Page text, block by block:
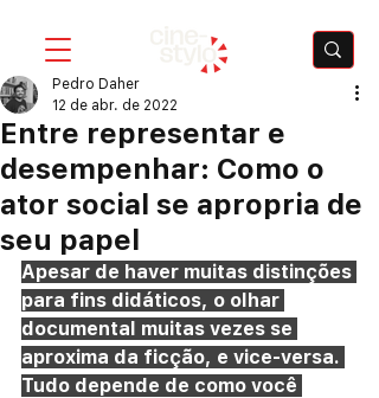
Entre representar e
desempenhar: Como o
ator social se apropria de
seu papel
Pedro Daher
12 de abr. de 2022
Apesar de haver muitas distinções
para fins didáticos, o olhar
documental muitas vezes se
aproxima da ficção, e vice-versa.
Tudo depende de como você